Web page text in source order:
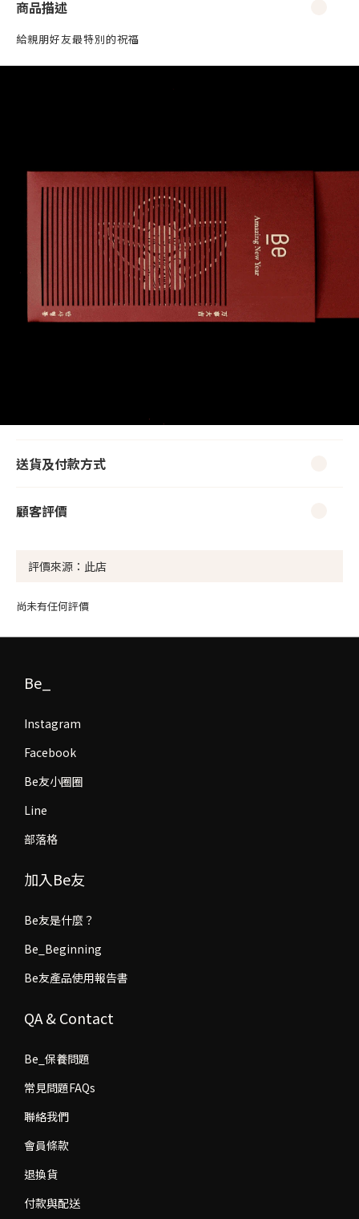
商品描述
給親朋好友最特別的祝福
送貨及付款方式
顧客評價
尚未有任何評價
Be_
Instagram
Facebook
Be友小圈圈
Line
部落格
加入Be友
Be友是什麼？
Be_Beginning
Be友產品使用報告書
QA & Contact
Be_保養問題
常見問題FAQs
聯絡我們
會員條款
退換貨
付款與配送